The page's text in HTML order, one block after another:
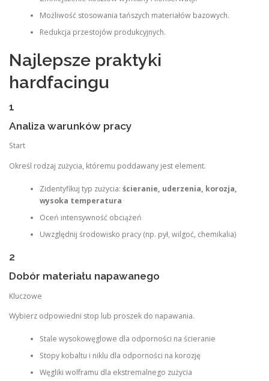
Możliwość stosowania tańszych materiałów bazowych.
Redukcja przestojów produkcyjnych.
Najlepsze praktyki
hardfacingu
1
Analiza warunków pracy
Start
Określ rodzaj zużycia, któremu poddawany jest element.
Zidentyfikuj typ zużycia: ścieranie, uderzenia, korozja,
wysoka temperatura
Oceń intensywność obciążeń
Uwzględnij środowisko pracy (np. pył, wilgoć, chemikalia)
2
Dobór materiału napawanego
Kluczowe
Wybierz odpowiedni stop lub proszek do napawania.
Stale wysokowęglowe dla odporności na ścieranie
Stopy kobaltu i niklu dla odporności na korozję
Węgliki wolframu dla ekstremalnego zużycia